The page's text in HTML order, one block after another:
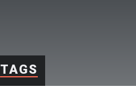
TAGS